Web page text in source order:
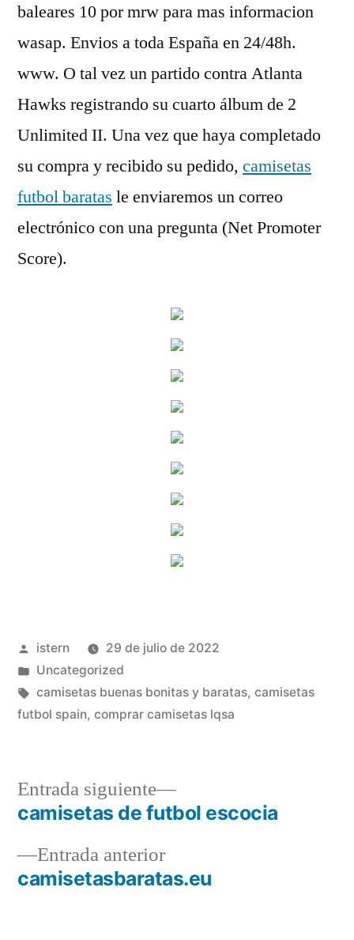
baleares 10 por mrw para mas informacion
wasap. Envios a toda España en 24/48h.
www. O tal vez un partido contra Atlanta
Hawks registrando su cuarto álbum de 2
Unlimited II. Una vez que haya completado
su compra y recibido su pedido, camisetas
futbol baratas le enviaremos un correo
electrónico con una pregunta (Net Promoter
Score).
Publicado
por
istern
29 de julio de 2022
Publicado
en
Uncategorized
Etiquetas:
camisetas buenas bonitas y baratas, camisetas
futbol spain, comprar camisetas lqsa
Navegación
deEntrada anteriorEntrada
anterior:
camisetasbaratas.eu
Entrada siguiente
Entrada
siguiente:
camisetas de futbol escocia